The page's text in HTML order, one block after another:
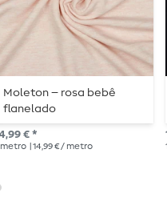
Moleton – rosa bebê
flanelado
€ *
metro | 14,99 € / metro